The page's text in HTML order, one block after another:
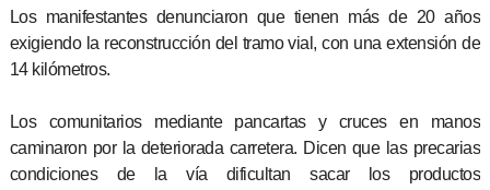
Los manifestantes denunciaron que tienen más de 20 años
exigiendo la reconstrucción del tramo vial, con una extensión de
14 kilómetros.
Los comunitarios mediante pancartas y cruces en manos
caminaron por la deteriorada carretera. Dicen que las precarias
condiciones de la vía dificultan sacar los productos